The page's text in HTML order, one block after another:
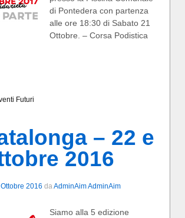
di Pontedera con partenza
alle ore 18:30 di Sabato 21
Ottobre. – Corsa Podistica
Futuri
– 22 e
2016
2016 daAdminAim AdminAim
Siamo alla 5 edizione